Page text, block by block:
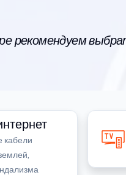
рекомендуем
кабели